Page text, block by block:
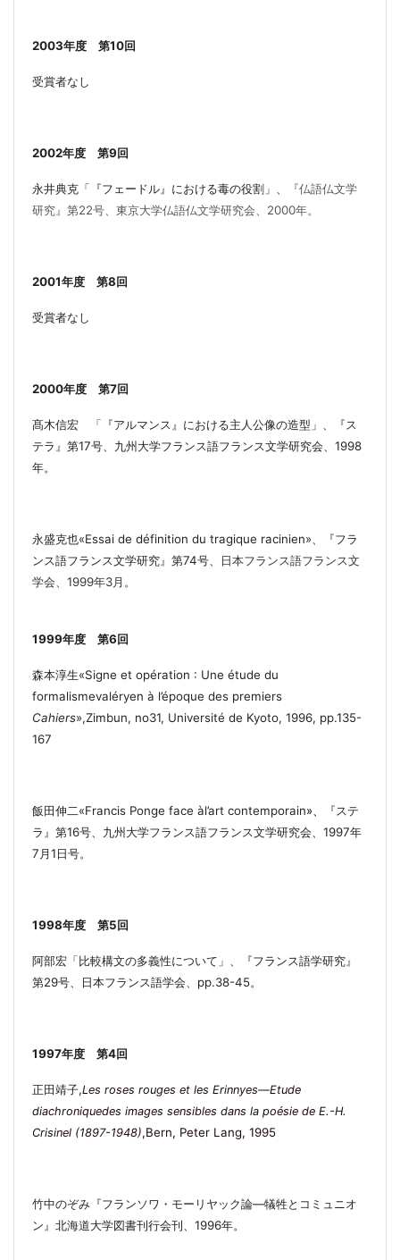
2003年度 第10回
受賞者なし
2002年度 第9回
永井典克「『フェードル』における毒の役割」、
『仏語仏文学
研究』第22号、東京大学仏語仏文学研究会、 2000年。
2001年度 第8回
受賞者なし
2000年度 第7回
髙木信宏 「『アルマンス』における主人公像の造型」、『ス
テラ』第17号、九州大学フランス語フランス文学研究会、 1998
年。
永盛克也«Essai de définition du tragique racinien» 、『フラ
ンス語フランス文学研究』第74号
日本フランス語フランス文
学会、 1999年3月。
1999年度 第6回
森本淳生«Signe et opération : Une étude du
formalismevaléryen à l’époque des premiers
Cahiers»,Zimbun, no31, Université de Kyoto, 1996, pp.135-
167
飯田伸二«Francis Ponge face àl’art contemporain»
『ステ
ラ』第16号、九州大学フランス語フランス文学研究会、 1997年
7 月1日号。
1998年度 第5回
阿部宏「比較構文の多義性について」、『フランス語学研究』
第29号、日本フランス語学会、 pp.38-45。
1997年度 第4回
正田靖子,Les roses rouges et les Erinnyes―Etude
diachroniquedes images sensibles dans la poésie de E.-H.
Crisinel (1897-1948),Bern, Peter Lang, 1995
竹中のぞみ『フランソワ・モーリヤック論―犠牲とコミュニオ
ン』北海道大学図書刊行会刊、 1996年。